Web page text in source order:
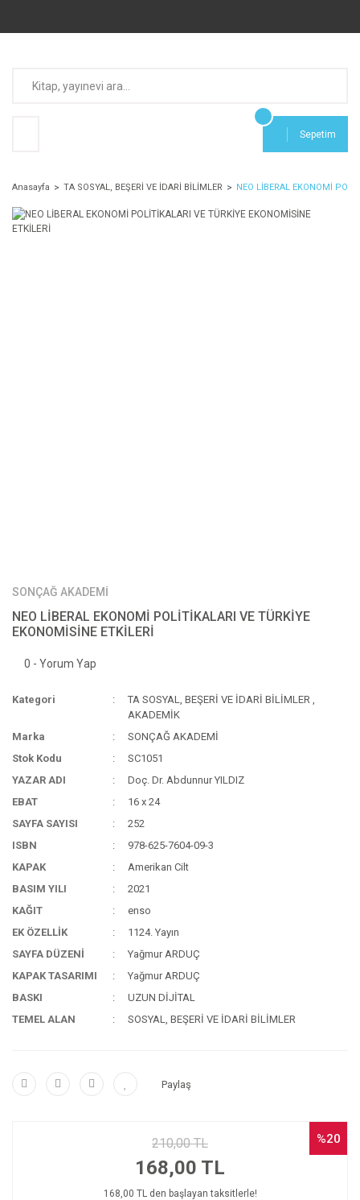
Sepetim
Anasayfa TA SOSYAL, BEŞERİ VE İDARİ BİLİMLER NEO LİBERAL EKONOMİ
SONÇAĞ AKADEMİ
NEO LİBERAL EKONOMİ POLİTİKALARI VE TÜRKİYE
EKONOMİSİNE ETKİLERİ
0 - Yorum Yap
Kategori TA SOSYAL, BEŞERİ VE İDARİ BİLİMLER ,
AKADEMİK
Marka
SONÇAĞ AKADEMİ
Stok Kodu
SC1051
YAZAR ADI
Doç. Dr. Abdunnur YILDIZ
EBAT
16 x 24
SAYFA SAYISI
252
ISBN
978-625-7604-09-3
KAPAK
Amerikan Cilt
BASIM YILI
2021
KAĞIT
enso
EK ÖZELLİK
1124. Yayın
SAYFA DÜZENİ
Yağmur ARDUÇ
KAPAK TASARIMI
Yağmur ARDUÇ
BASKI
UZUN DİJİTAL
TEMEL ALAN
SOSYAL, BEŞERİ VE İDARİ BİLİMLER
Paylaş
%20
210,00 TL
168,00 TL
168,00 TL den başlayan taksitlerle!